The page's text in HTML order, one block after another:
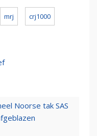
mrj crj1000
Noorse tak SAS